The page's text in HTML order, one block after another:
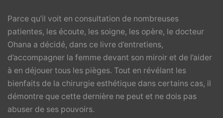
Parce qu’il voit en consultation de nombreuses
patientes, les écoute, les soigne, les opère, le docteur
Ohana a décidé, dans ce livre d’entretiens,
d’accompagner la femme devant son miroir et de l’aider
à en déjouer tous les pièges. Tout en révélant les
bienfaits de la chirurgie esthétique dans certains cas, il
démontre que cette dernière ne peut et ne dois pas
abuser de ses pouvoirs.